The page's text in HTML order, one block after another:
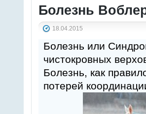
Болезнь
18.04.2015
Болезнь или
чистокровных
Болезнь, как
потерей